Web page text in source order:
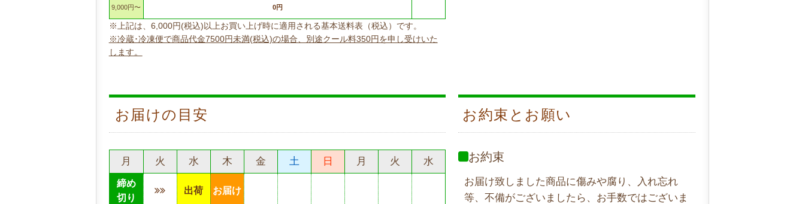
9,000円〜 0円
※上記は、6,000円(税込)以上お買い上げ時に適用される基本送料表（税込）です。
※冷蔵･冷凍便で商品代金7500円未満(税込)の場合、別途クール料350円を申し受けいた
します。
お届けの目安
月 火 水 木 金 土 日 月 火 水
締め
切り
出荷 お届け
お約束とお願い
お約束
お届け致しました商品に傷みや腐り、入れ忘れ
等、不備がございましたら、お手数ではございま